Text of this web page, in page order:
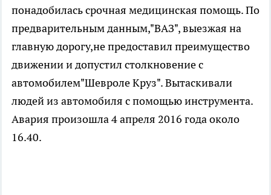
понадобилась срочная медицинская помощь. По
предварительным данным,"ВАЗ", выезжая на
главную дорогу,не предоставил преимущество
движении и допустил столкновение с
автомобилем"Шевроле Круз". Вытаскивали
людей из автомобиля с помощью инструмента.
Авария произошла 4 апреля 2016 года около
16.40.